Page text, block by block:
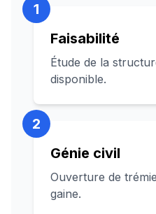
1
Faisabilité
Étude de la
disponible.
2
Génie civil
Ouverture de
gaine.